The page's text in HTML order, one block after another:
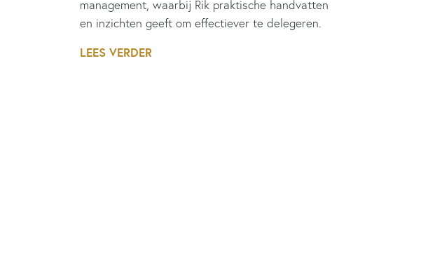
management, waarbij Rik praktische handvatten
en inzichten geeft om effectiever te delegeren.
LEES VERDER